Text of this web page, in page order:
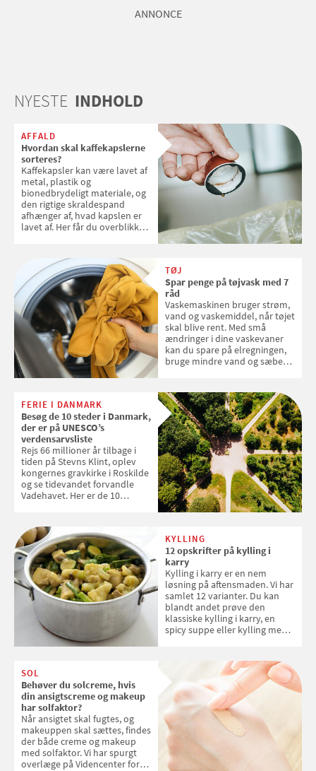
ANNONCE
NYESTE INDHOLD
AFFALD
Hvordan skal kaffekapslerne
sorteres?
Kaffekapsler kan være lavet af
metal, plastik og
bionedbrydeligt materiale, og
den rigtige skraldespand
afhænger af, hvad kapslen er
lavet af. Her får du overblikket
TØJ
Spar penge på tøjvask med 7
råd
Vaskemaskinen bruger strøm,
vand og vaskemiddel, når tøjet
skal blive rent. Med små
ændringer i dine vaskevaner
kan du spare på elregningen,
bruge mindre vand og sæbe
enkle råd til at spare penge på
tøjvasken
FERIE I DANMARK
Besøg de 10 steder i Danmark,
der er på UNESCO’s
verdensarvsliste
Rejs 66 millioner år tilbage i
tiden på Stevns Klint, oplev
kongernes gravkirke i Roskilde
og se tidevandet forvandle
Vadehavet. Her er de 10
KYLLING
12 opskrifter på kylling i
karry
Kylling i karry er en nem
løsning på aftensmaden. Vi har
samlet 12 varianter. Du kan
blandt andet prøve den
klassiske kylling i karry, en
spicy suppe eller kylling med
SOL
Behøver du solcreme, hvis
din ansigtscreme og makeup
har solfaktor?
Når ansigtet skal fugtes, og
makeuppen skal sættes, findes
der både creme og makeup
med solfaktor. Vi har spurgt
overlæge på Videncenter for